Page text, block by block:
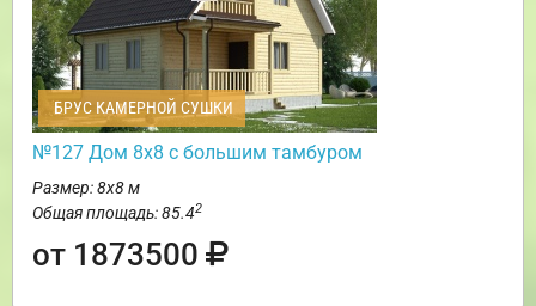
БРУС КАМЕРНОЙ СУШКИ
№127 Дом 8х8 с большим тамбуром
Размер: 8х8 м
Общая площадь: 85.42
от 1873500